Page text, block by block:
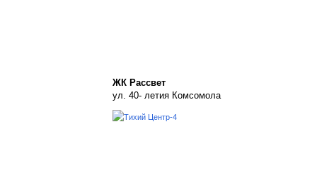
ЖК Рассвет
ул. 40- летия Комсомола